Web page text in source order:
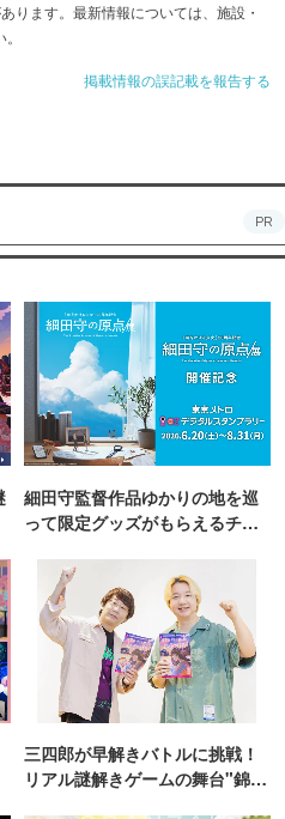
ります。最新情報については、施設・
掲載情報の誤記載を報告する
PR
細田守監督作品ゆかりの地を巡
って限定グッズがもらえるチャ
三四郎が早解きバトルに挑戦！
リアル謎解きゲームの舞台"錦糸